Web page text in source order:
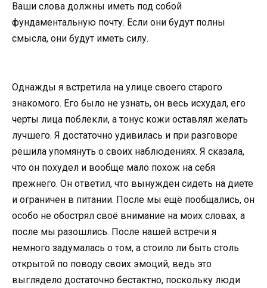
Ваши слова должны иметь под собой
фундаментальную почту. Если они будут полны
смысла, они будут иметь силу.
Однажды я встретила на улице своего старого
знакомого. Его было не узнать, он весь исхудал, его
черты лица поблекли, а тонус кожи оставлял желать
лучшего. Я достаточно удивилась и при разговоре
решила упомянуть о своих наблюдениях. Я сказала,
что он похудел и вообще мало похож на себя
прежнего. Он ответил, что вынужден сидеть на диете
и ограничен в питании. После мы ещё пообщались, он
особо не обострял своё внимание на моих словах, а
после мы разошлись. После нашей встречи я
немного задумалась о том, а стоило ли быть столь
открытой по поводу своих эмоций, ведь это
выглядело достаточно бестактно, поскольку люди